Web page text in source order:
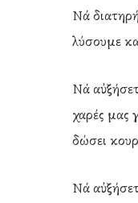
Νά
λύσουμε
Νά
χαρές μας
δώσει
Νά